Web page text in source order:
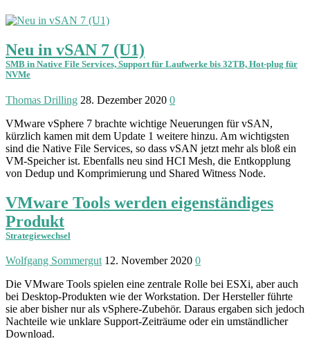
Neu in vSAN 7 (U1)
SMB in Native File Services, Support für Laufwerke bis 32TB, Hot-plug für
NVMe
Thomas Drilling 28. Dezember 2020 0
VMware vSphere 7 brachte wichtige Neuerungen für vSAN,
kürzlich kamen mit dem Update 1 weitere hinzu. Am wich­tigsten
sind die Native File Services, so dass vSAN jetzt mehr als bloß ein
VM-Speicher ist. Ebenfalls neu sind HCI Mesh, die Ent­kopplung
von Dedup und Kompri­mierung und Shared Witness Node.
VMware Tools werden eigenständiges
Produkt
Strategiewechsel
Wolfgang Sommergut 12. November 2020 0
Die VMware Tools spielen eine zentrale Rolle bei ESXi, aber auch
bei Desktop-Produkten wie der Work­station. Der Her­steller führte
sie aber bisher nur als vSphere-Zubehör. Daraus ergaben sich jedoch
Nach­teile wie unklare Support-Zeiträume oder ein umständ­licher
Download.